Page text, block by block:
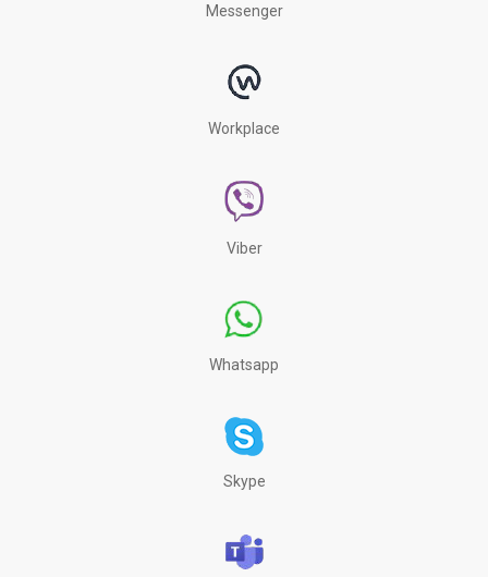
Messenger
Workplace
Viber
Whatsapp
Skype